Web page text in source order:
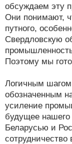
обсуждаем эту
Они понимают,
путного,
Свердловскую
Поэтому мы
Логичным шагом
обозначенным
усиление
будущее
Беларусью и
сотрудничество